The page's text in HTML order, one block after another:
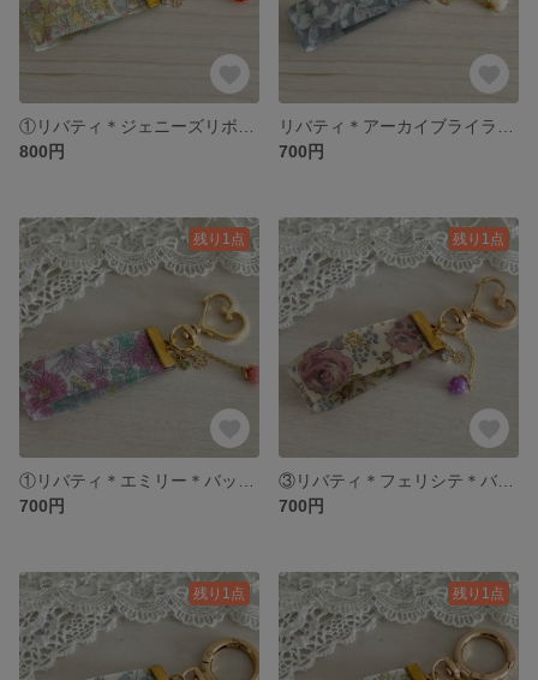
800円
700円
残り1点
700円
残り1点
700円
残り1点 残り1点